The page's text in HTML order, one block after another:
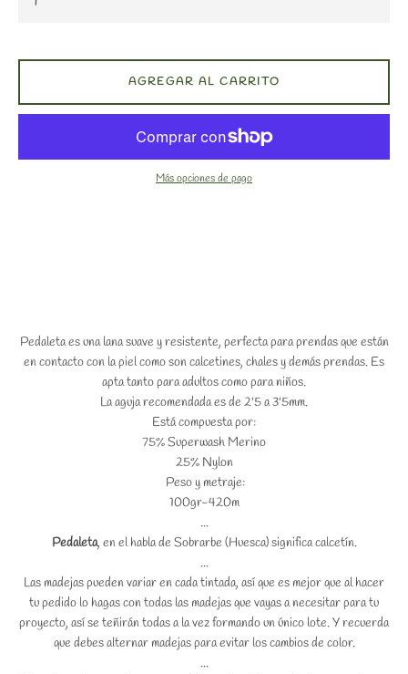
Pedaleta es una lana suave y resistente, perfecta para prendas que están
en contacto con la piel como son calcetines, chales y demás prendas. Es
apta tanto para adultos como para niños.
La aguja recomendada es de 2'5 a 3'5mm.
Está compuesta por:
75% Superwash Merino
25% Nylon
Peso y metraje:
100gr-420m
...
Pedaleta, en el habla de Sobrarbe (Huesca) significa calcetín.
...
Las madejas pueden variar en cada tintada, así que es mejor que al hacer
tu pedido lo hagas con todas las madejas que vayas a necesitar para tu
proyecto, así se teñirán todas a la vez formando un único lote. Y recuerda
que debes alternar madejas para evitar los cambios de color.
...
AGREGAR AL CARRITO
Más opciones de pago